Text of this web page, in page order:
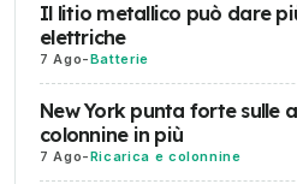
Il litio metallico può dare
elettriche
7 Ago-Batterie
New York punta forte sulle
colonnine in più
7 Ago-Ricarica e colonnine